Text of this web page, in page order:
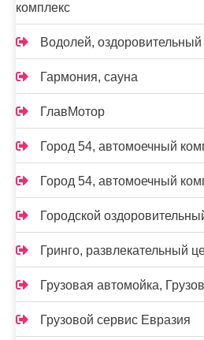
комплекс
Водолей, оздоровительный
Гармония, сауна
ГлавМотор
Город 54, автомоечный
Город 54, автомоечный
Городской
Гринго, развлекательный
Грузовая автомойка,
Грузовой сервис Евразия